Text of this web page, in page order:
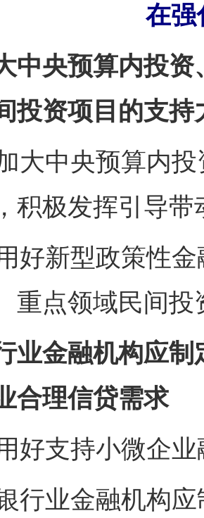
在强
央预算内投资
投资项目的支持
中央预算内投
积极发挥引导带
新型政策性金
重点领域民间
金融机构应制
合理信贷需求
支持小微企业
业金融机构应